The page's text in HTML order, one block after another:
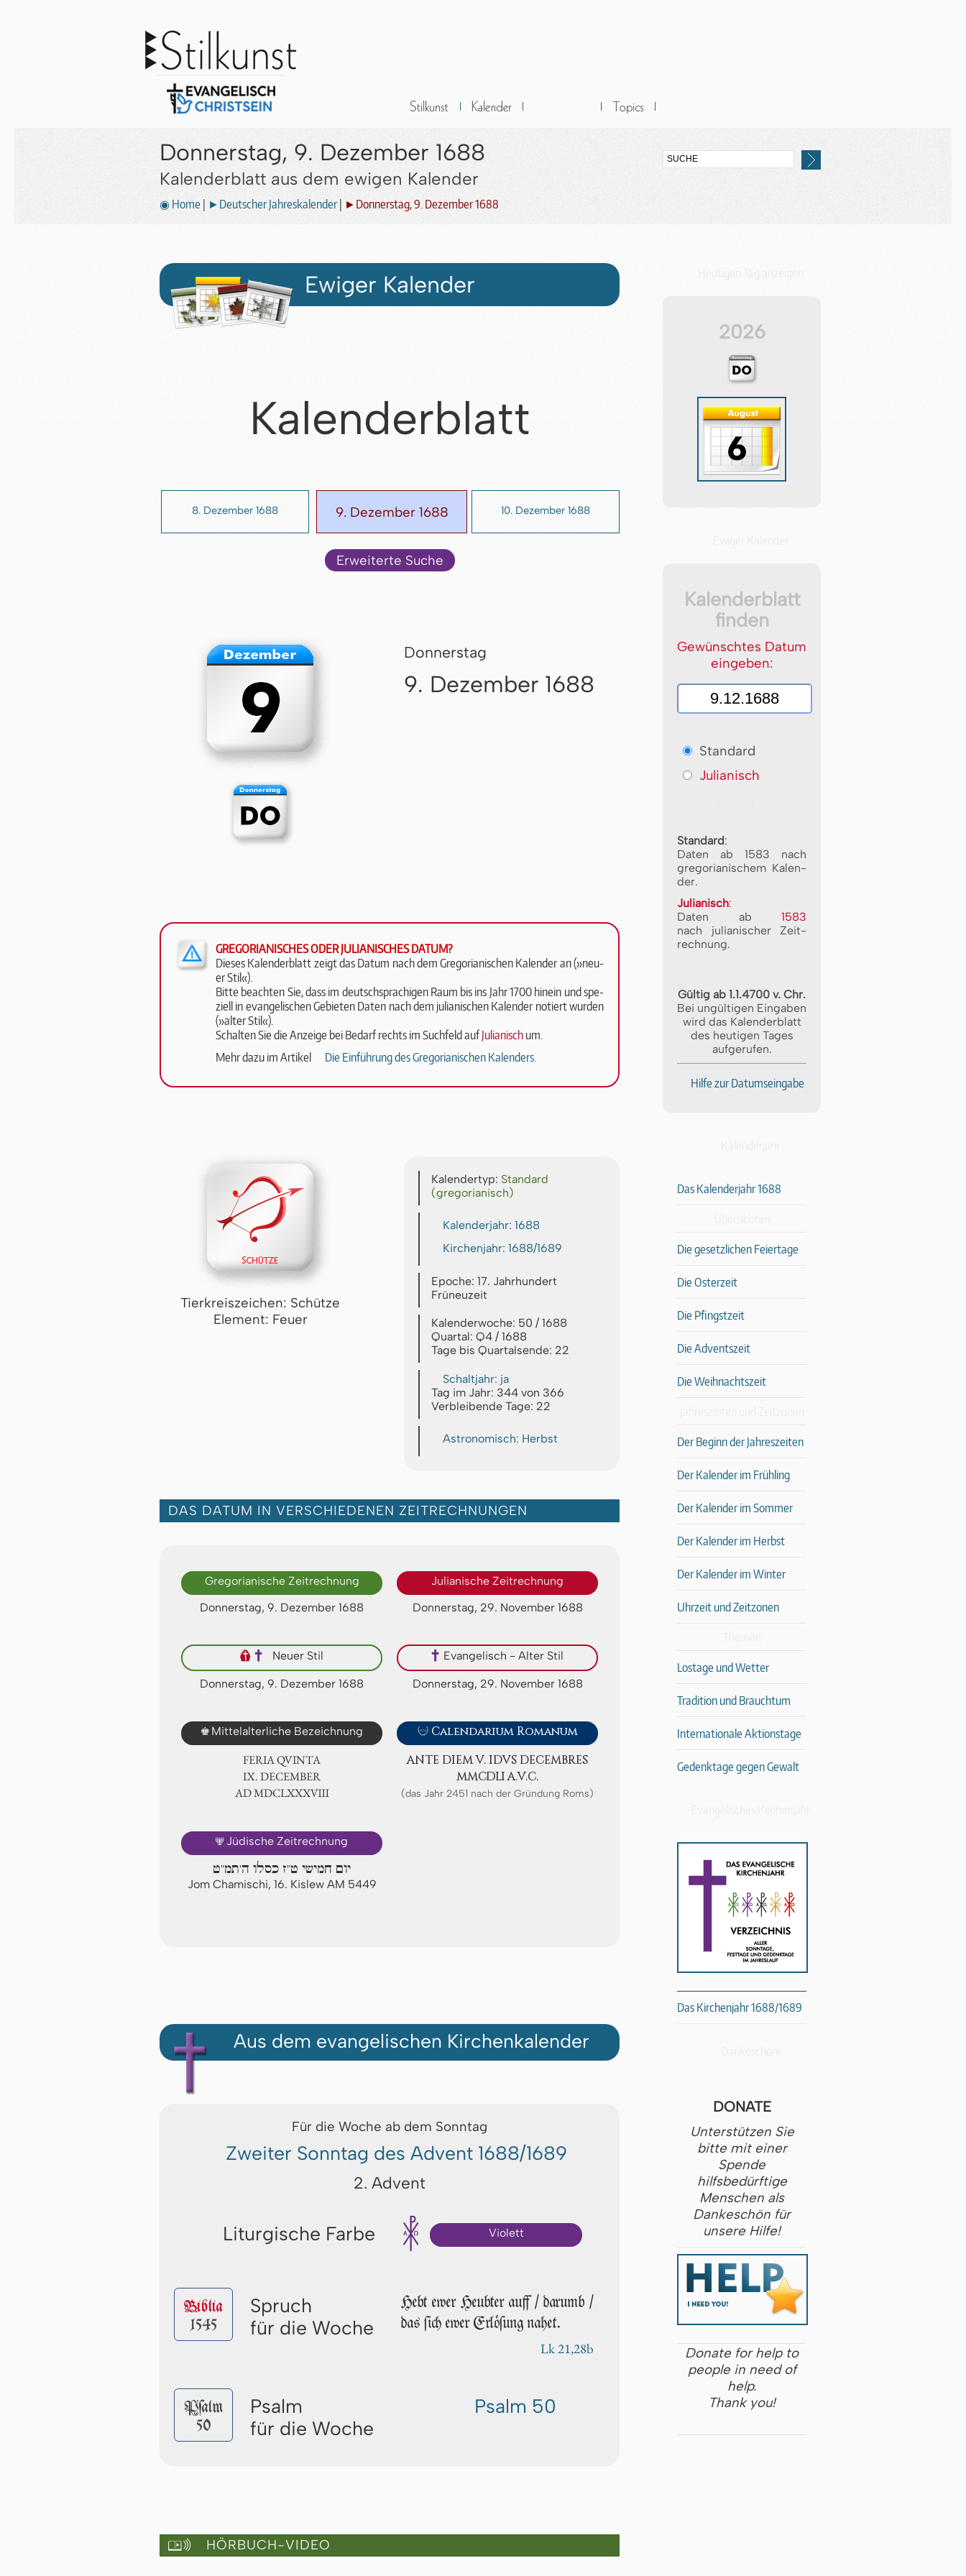
Donnerstag, 9. Dezember 1688
Kalenderblatt aus dem ewigen Kalender
◉ Home ►Deutscher Jahreskalender| ►Donnerstag, 9. Dezember 1688
Ewiger Kalender
Kalenderblatt
8. Dezember 1688 9. Dezember 1688 10. Dezember 1688
Erweiterte Suche
Donnerstag
9. Dezember 1688
GREGORIANISCHES ODER JULIANISCHES DATUM?
Die­ses Ka­len­der­blatt zeigt das Da­tum nach dem Gre­go­ri­a­ni­schen Ka­len­der an (»neu­
er Stil«).
Bit­te be­ach­ten Sie, dass im deutsch­spra­chi­gen Raum bis ins Jahr 1700 hinein und spe­
zi­ell in evan­ge­li­schen Ge­bie­ten Da­ten nach dem ju­li­a­ni­schen Ka­len­der no­tiert wurden
(»al­ter Stil«).
Schalten Sie die An­zei­ge bei Be­darf rechts im Such­feld auf Ju­li­a­ni­sch um.
Mehr dazu im Artikel
Die Einführung des Gregorianischen Kalenders.
Tierkreiszeichen: Schütze
Element: Feuer
Kalendertyp: Standard
(gregorianisch)
Kalenderjahr: 1688
Kirchenjahr: 1688/1689
Epoche: 17. Jahrhundert
Früneuzeit
Kalenderwoche: 50 / 1688
Quartal: Q4 / 1688
Tage bis Quartalsende: 22
Schaltjahr: ja
Tag im Jahr: 344 von 366
Verbleibende Tage: 22
Astronomisch: Herbst
DAS DATUM IN VERSCHIEDENEN ZEITRECHNUNGEN
Gregorianische Zeitrechnung
Donnerstag, 9. Dezember 1688
Julianische Zeitrechnung
Donnerstag, 29. November 1688
🕴 ✝ Neuer Stil
Donnerstag, 9. Dezember 1688
✝ Evangelisch - Alter Stil
Donnerstag, 29. November 1688
♚ Mittelalterliche Bezeichnung
FERIA QUINTA
Ⅸ. DECEMBER
AD ⅯⅮⅭⅬⅩⅩⅩⅧ
 Calendarium Romanum
ANTE DIEM V. IDVS DE­CEMB­RES
ⅯⅯⅭⅮⅬⅠ A.V.C.
(das Jahr 2451 nach der Gründung Roms)
🕎 Jüdische Zeitrechnung
יום חמישי ט"ז כסלו ה'תמ"ט
Jom Chamischi, 16. Kislew AM 5449
Aus dem evangelischen Kirchenkalender
Für die Woche ab dem Sonntag
Zweiter Sonntag des Advent 1688/1689
2. Advent
Liturgische Farbe Violett
Biblia
1545
Spruch
für die Woche
Hebt ew­er Heubter auff / da­r­umb /
das ſich ew­er Erlöſung nahet.
Lk 21,28b
Pſalm
50
Psalm
für die Woche
Psalm 50
 HÖRBUCH-VIDEO
2026
Kalenderblatt
finden
Gewünschtes Datum
eingeben:
Standard
Julianisch
Standard:
Daten ab 1583 nach
gre­go­ri­a­ni­schem Ka­len­
der.
Julianisch:
Daten ab 1583
nach ju­li­a­ni­scher Zeit­
rech­nung.
Gültig ab 1.1.4700 v. Chr.
Bei ungültigen Eingaben
wird das Kalenderblatt
des heutigen Tages
aufgerufen.
Hilfe zur Datumseingabe
Das Kalenderjahr 1688
Die gesetzlichen Feiertage
Die Osterzeit
Die Pfingstzeit
Die Adventszeit
Die Weihnachtszeit
Der Beginn der Jahreszeiten
Der Kalender im Frühling
Der Kalender im Sommer
Der Kalender im Herbst
Der Kalender im Winter
Uhrzeit und Zeitzonen
Lostage und Wetter
Tradition und Brauchtum
Internationale Aktionstage
Gedenktage gegen Gewalt
Das Kirchenjahr 1688/1689
DONATE
Unterstützen Sie
bitte mit einer
Spende
hilfsbedürftige
Menschen als
Dankeschön für
unsere Hilfe!
Donate for help to
people in need of
help.
Thank you!